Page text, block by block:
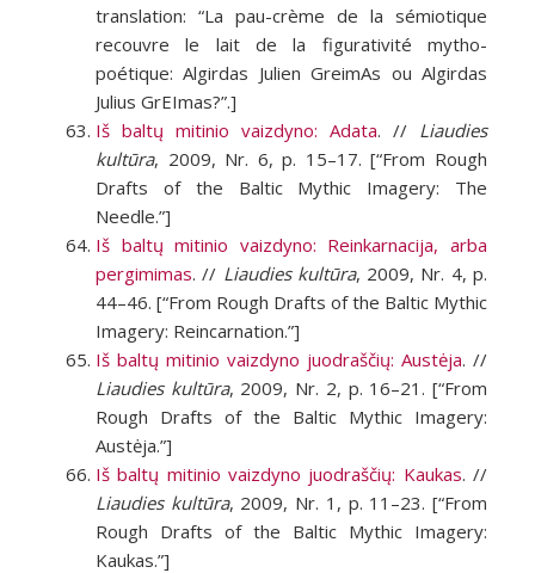
translation: “La pau-crème de la sémiotique
recouvre le lait de la figurativité mytho-
poétique: Algirdas Julien GreimAs ou Algirdas
Julius GrEImas?”.]
Iš baltų mitinio vaizdyno: Adata. // Liaudies
kultūra, 2009, Nr. 6, p. 15–17. [“From Rough
Drafts of the Baltic Mythic Imagery: The
Needle.”]
Iš baltų mitinio vaizdyno: Reinkarnacija, arba
pergimimas. // Liaudies kultūra, 2009, Nr. 4, p.
44–46. [“From Rough Drafts of the Baltic Mythic
Imagery: Reincarnation.”]
Iš baltų mitinio vaizdyno juodraščių: Austėja. //
Liaudies kultūra, 2009, Nr. 2, p. 16–21. [“From
Rough Drafts of the Baltic Mythic Imagery:
Austėja.”]
Iš baltų mitinio vaizdyno juodraščių: Kaukas. //
Liaudies kultūra, 2009, Nr. 1, p. 11–23. [“From
Rough Drafts of the Baltic Mythic Imagery:
Kaukas.”]